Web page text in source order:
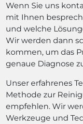
Wenn Sie uns
mit Ihnen
und welche
Wir werden dann
kommen, um das
genaue Diagnose
Unser erfahrenes
Methode zur
empfehlen. Wir
Werkzeuge und